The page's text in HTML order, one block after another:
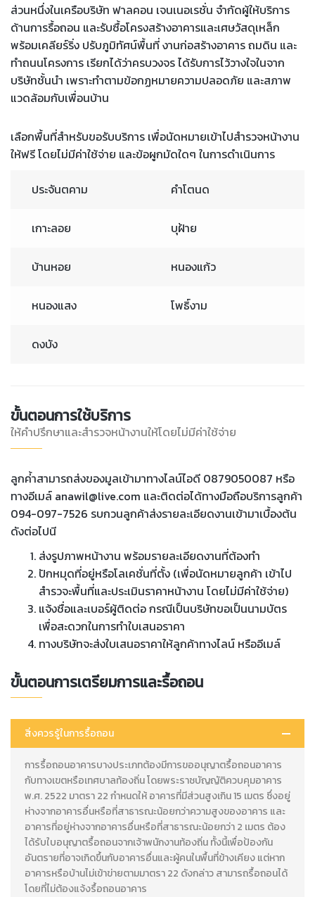
ส่วนหนึ่งในเครือบริษัท ฟาลคอน เจนเนอเรชั่น จำกัดผู้ให้บริการ
ด้านการรื้อถอน และรับซื้อโครงสร้างอาคารและเศษวัสดุเหล็ก
พร้อมเคลียร์ริ่ง ปรับภูมิทัศน์พื้นที่ งานก่อสร้างอาคาร ถมดิน และ
ทำถนนโครงการ เรียกได้ว่าครบวงจร ได้รับการไว้วางใจในจาก
บริษัทชั้นนำ เพราะทำตามข้อกฏหมายความปลอดภัย และสภาพ
แวดล้อมกับเพื่อนบ้าน
เลือกพื้นที่สำหรับขอรับบริการ เพื่อนัดหมายเข้าไปสำรวจหน้างาน
ให้ฟรี โดยไม่มีค่าใช้จ่าย และข้อผูกมัดใดๆ ในการดำเนินการ
ประจันตคาม คำโตนด
เกาะลอย บุฝ้าย
บ้านหอย หนองแก้ว
หนองแสง โพธิ์งาม
ดงบัง
ขั้นตอนการใช้บริการ
ให้คำปรึกษาและสำรวจหน้างานให้โดยไม่มีค่าใช้จ่าย
ลูกค่้าสามารถส่งของมูลเข้ามาทางไลน์ไอดี 0879050087 หรือ
ทางอีเมล์ anawil@live.com และติดต่อได้ทางมือถือบริการลูกค้า
094-097-7526 รบกวนลูกค้าส่งรายละเอียดงานเข้ามาเบื้องต้น
ดังต่อไปนี
ส่งรูปภาพหน้างาน พร้อมรายละเอียดงานที่ต้องทำ
ปักหมุดที่อยู่หรือโลเคชั่นที่ตั้ง (เพื่อนัดหมายลูกค้า เข้าไป
สำรวจะพื้นที่และประเมินราคาหน้างาน โดยไม่มีค่าใช้จ่าย)
แจ้งชื่อและเบอร์ผู้ติดต่อ กรณีเป็นบริษัทขอเป็นนามบัตร
เพื่อสะดวกในการทำใบเสนอราคา
ทางบริษัทจะส่งใบเสนอราคาให้ลูกค้าทางไลน์ หรืออีเมล์
ขั้นตอนการเตรียมการและรื้อถอน
สิ่งควรรู้ในการรื้อถอน
การรื้อถอนอาคารบางประเภทต้องมีการขออนุญาตรื้อถอนอาคาร
กับทางเขตหรือเทศบาลท้องถิ่น โดยพระราชบัญญัติควบคุมอาคาร
พ.ศ. 2522 มาตรา 22 กำหนดให้ อาคารที่มีส่วนสูงเกิน 15 เมตร ซึ่งอยู่
ห่างจากอาคารอื่นหรือที่สาธารณะน้อยกว่าความสูงของอาคาร และ
อาคารที่อยู่ห่างจากอาคารอื่นหรือที่สาธารณะน้อยกว่า 2 เมตร ต้อง
ได้รับใบอนุญาตรื้อถอนจากเจ้าพนักงานท้องถิ่น ทั้งนี้เพื่อป้องกัน
อันตรายที่อาจเกิดขึ้นกับอาคารอื่นและผู้คนในพื้นที่ข้างเคียง แต่หาก
อาคารหรือบ้านไม่เข้าข่ายตามมาตรา 22 ดังกล่าว สามารถรื้อถอนได้
โดยที่ไม่ต้องแจ้งรื้อถอนอาคาร